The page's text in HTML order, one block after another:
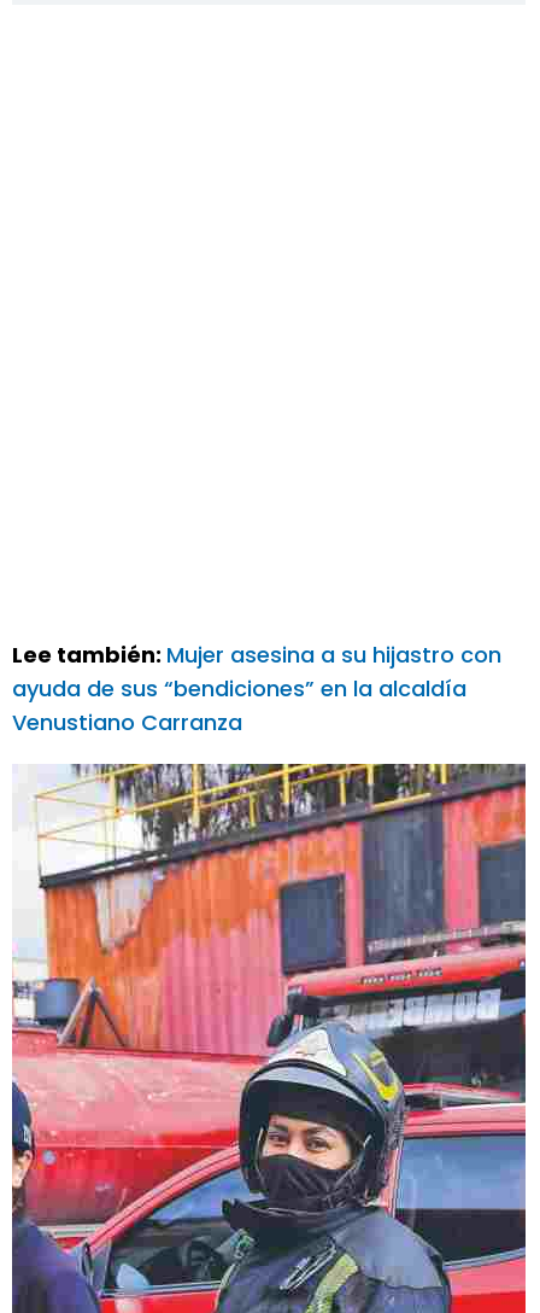
Lee también: Mujer asesina a su hijastro con
ayuda de sus “bendiciones” en la alcaldía
Venustiano Carranza